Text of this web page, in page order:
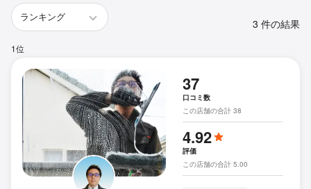
3 件の結果
1位
37
口コミ数
この店舗の合計 38
4.92
評価
この店舗の合計 5.00